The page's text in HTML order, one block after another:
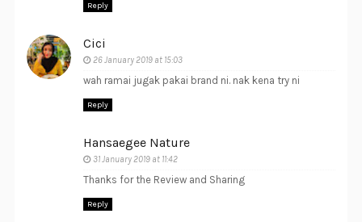
Reply
Cici
26 January 2019 at 15:03
wah ramai jugak pakai brand ni. nak kena try ni
Reply
Hansaegee Nature
31 January 2019 at 11:42
Thanks for the Review and Sharing
Reply